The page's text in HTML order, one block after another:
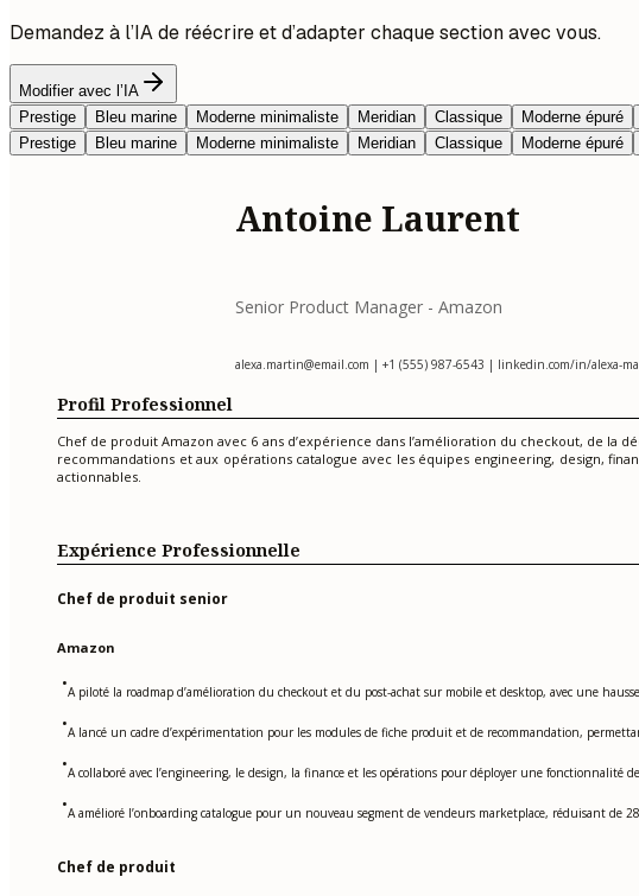
Demandez à l’IA de réécrire et d’adapter chaque section avec vous.
Modifier avec l’IA
Prestige
Bleu marine Moderne minimaliste Meridian Classique Moderne épuré
Prestige
Bleu marine Moderne minimaliste Meridian Classique Moderne épuré
Antoine Laurent
Senior Product Manager - Amazon
alexa.martin@email.com | +1 (555) 987-6543 | linkedin.com/in/alexa-
Profil Professionnel
Chef de produit Amazon avec 6 ans d’expérience dans l’amélioration du checkout, de
recommandations et aux opérations catalogue avec les équipes engineering, design,
actionnables.
Expérience Professionnelle
Chef de produit senior
Amazon
•A piloté la roadmap d’amélioration du checkout et du post-achat sur mobile et desktop, avec une
•A lancé un cadre d’expérimentation pour les modules de fiche produit et de recommandation,
•A collaboré avec l’engineering, le design, la finance et les opérations pour déployer une fonctionnalité
•A amélioré l’onboarding catalogue pour un nouveau segment de vendeurs marketplace, réduisant de
Chef de produit